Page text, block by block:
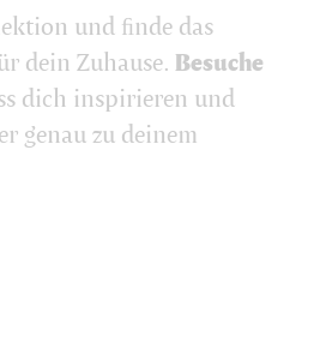
und ﬁnde das
dein Zuhause. Besuche
dich inspirieren und
genau zu deinem